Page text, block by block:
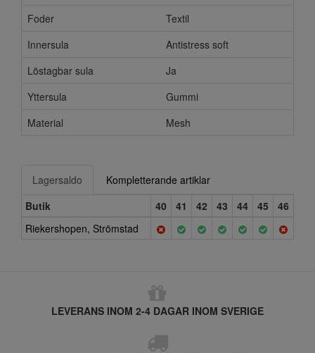
Foder
Textil
Innersula
Antistress soft
Löstagbar sula
Ja
Yttersula
Gummi
Material
Mesh
Lagersaldo
Kompletterande artiklar
Butik
40 41 42 43 44 45
46
Riekershopen, Strömstad
LEVERANS INOM 2-4 DAGAR INOM SVERIGE